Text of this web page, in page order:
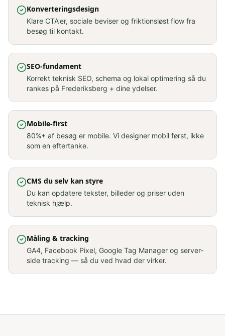
Konverteringsdesign
Klare CTA'er, sociale beviser og friktionsløst flow fra
besøg til kontakt.
SEO-fundament
Korrekt teknisk SEO, schema og lokal optimering så du
rankes på Frederiksberg + dine ydelser.
Mobile-first
80%+ af besøg er mobile. Vi designer mobil først, ikke
som en eftertanke.
CMS du selv kan styre
Du kan opdatere tekster, billeder og priser uden
teknisk hjælp.
Måling & tracking
GA4, Facebook Pixel, Google Tag Manager og server-
side tracking — så du ved hvad der virker.